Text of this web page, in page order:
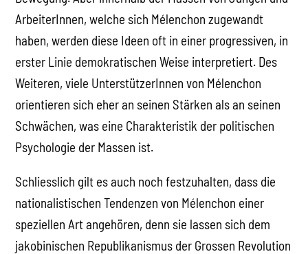
ArbeiterInnen, welche sich Mélenchon zugewandt
haben, werden diese Ideen oft in einer progressiven, in
erster Linie demokratischen Weise interpretiert. Des
Weiteren, viele UnterstützerInnen von Mélenchon
orientieren sich eher an seinen Stärken als an seinen
Schwächen, was eine Charakteristik der politischen
Psychologie der Massen ist.
Schliesslich gilt es auch noch festzuhalten, dass die
nationalistischen Tendenzen von Mélenchon einer
speziellen Art angehören, denn sie lassen sich dem
jakobinischen Republikanismus der Grossen Revolution